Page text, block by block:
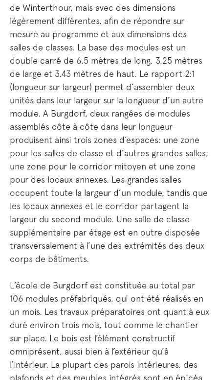
de Winterthour, mais avec des dimensions
légèrement différentes, afin de répondre sur
mesure au programme et aux dimensions des
salles de classes. La base des modules est un
double carré de 6,5 mètres de long, 3,25 mètres
de large et 3,43 mètres de haut. Le rapport 2:1
(longueur sur largeur) permet d’assembler deux
unités dans leur largeur sur la longueur d’un autre
module. A Burgdorf, deux rangées de modules
assemblés côte à côte dans leur longueur
produisent ainsi trois zones d’espaces: une zone
pour les salles de classe et d’autres grandes salles;
une zone pour le corridor mitoyen et une zone
pour des locaux annexes. Les grandes salles
occupent toute la largeur d’un module, tandis que
les locaux annexes et le corridor partagent la
largeur du second module. Une salle de classe
supplémentaire par étage est en outre disposée
transversalement à l’une des extrémités des deux
corps de bâtiments.
L’école de Burgdorf est constituée au total par
106 modules préfabriqués, qui ont été réalisés en
un mois. Les travaux préparatoires ont quant à eux
duré environ trois mois, tout comme le chantier
sur place. Le bois est l’élément constructif
omniprésent, aussi bien à l’extérieur qu’à
l’intérieur. La plupart des parois intérieures, des
plafonds et des meubles intégrés sont en épicéa